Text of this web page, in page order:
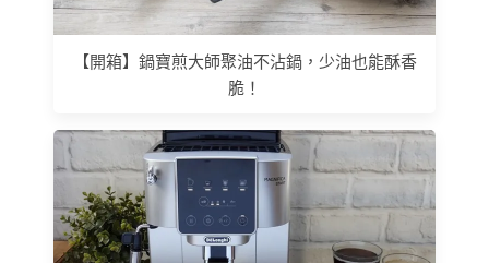
【開箱】鍋寶煎大師聚油不沾鍋，少油也能酥香
脆！